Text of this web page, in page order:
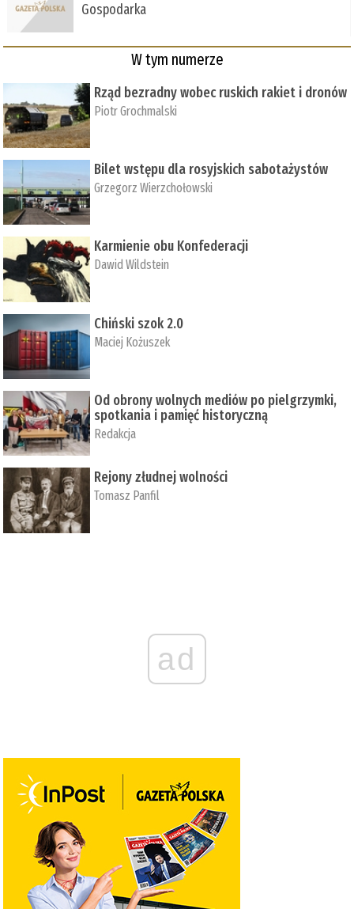
Gospodarka
W tym numerze
Rząd bezradny wobec ruskich rakiet i dronów
Piotr Grochmalski
Bilet wstępu dla rosyjskich sabotażystów
Grzegorz Wierzchołowski
Karmienie obu Konfederacji
Dawid Wildstein
Chiński szok 2.0
Maciej Kożuszek
Od obrony wolnych mediów po pielgrzymki,
spotkania i pamięć historyczną
Redakcja
Rejony złudnej wolności
Tomasz Panfil
ad